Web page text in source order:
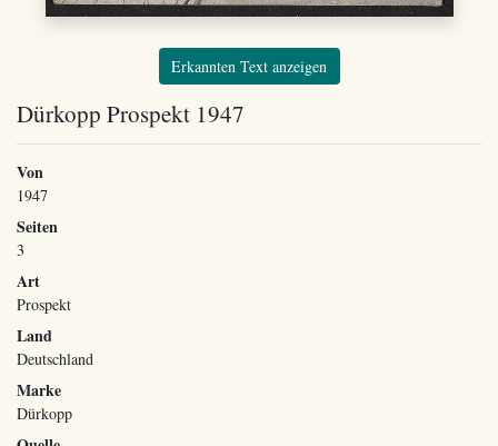
Erkannten Text anzeigen
Dürkopp Prospekt 1947
Von
1947
Seiten
3
Art
Prospekt
Land
Deutschland
Marke
Dürkopp